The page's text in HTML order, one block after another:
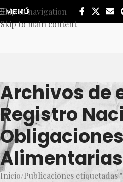
Skip to navigation
Skip to main content
MENÚ
Archivos de
Registro
Obligaciones
Alimentarias
Inicio Publicaciones etiquetadas